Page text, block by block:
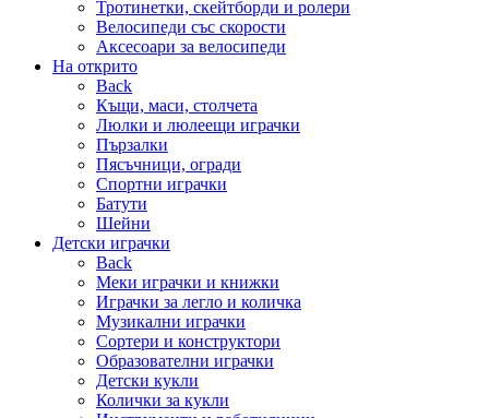
Тротинетки, скейтборди и ролери
Велосипеди със скорости
Аксесоари за велосипеди
На открито
Back
Къщи, маси, столчета
Люлки и люлеещи играчки
Пързалки
Пясъчници, огради
Спортни играчки
Батути
Шейни
Детски играчки
Back
Меки играчки и книжки
Играчки за легло и количка
Музикални играчки
Сортери и конструктори
Образователни играчки
Детски кукли
Колички за кукли